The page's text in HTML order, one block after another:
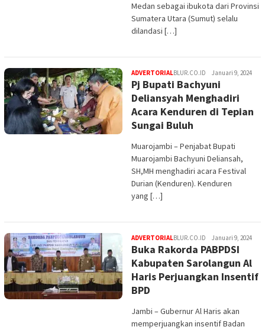
Medan sebagai ibukota dari Provinsi
Sumatera Utara (Sumut) selalu
dilandasi […]
ADVERTORIALBLUR.CO.ID Januari 9, 2024
Pj Bupati Bachyuni
Deliansyah Menghadiri
Acara Kenduren di Tepian
Sungai Buluh
Muarojambi – Penjabat Bupati
Muarojambi Bachyuni Deliansah,
SH,MH menghadiri acara Festival
Durian (Kenduren). Kenduren
yang […]
ADVERTORIALBLUR.CO.ID Januari 9, 2024
Buka Rakorda PABPDSI
Kabupaten Sarolangun Al
Haris Perjuangkan Insentif
BPD
Jambi – Gubernur Al Haris akan
memperjuangkan insentif Badan